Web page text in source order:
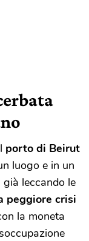
porto di Beirut
luogo e in un
leccando le
peggiore crisi
la moneta